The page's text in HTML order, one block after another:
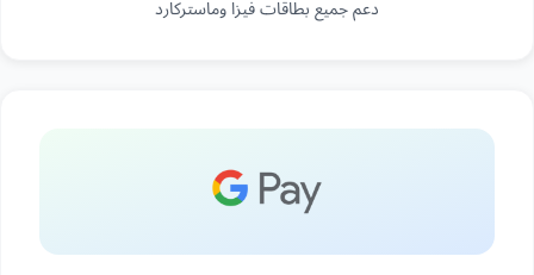
دعم جميع بطاقات فيزا وماستركارد